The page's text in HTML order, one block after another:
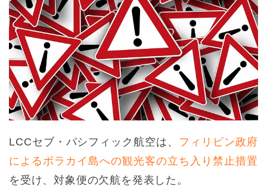
LCCセブ・パシフィック航空は、 フィリピン政府
によるボラカイ島への観光客の立ち入り禁止措置
を受け、対象便の欠航を発表した。